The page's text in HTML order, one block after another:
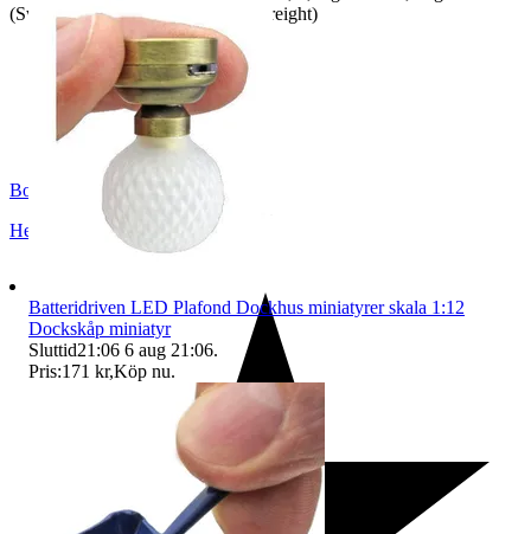
(Swedish crown worldwide price freight)
BoutiqueNo9
Helsingborg
,Sverige
Batteridriven LED Plafond Dockhus miniatyrer skala 1:12
Dockskåp miniatyr
Sluttid21:06 6 aug 21:06.
Pris:171 kr,Köp nu.